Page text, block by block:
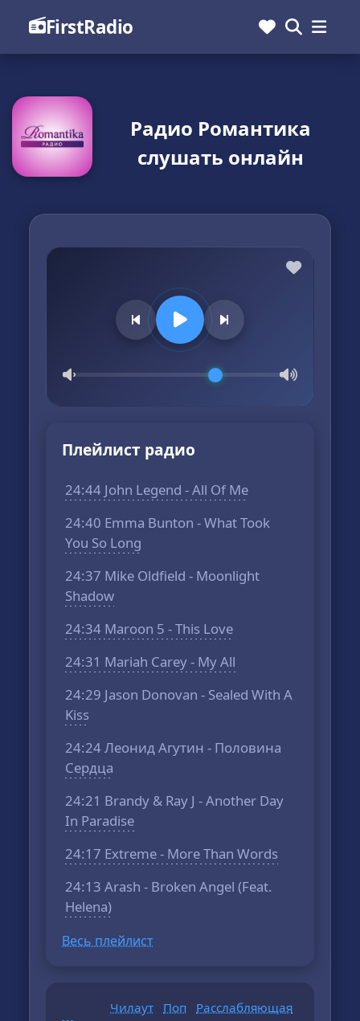
FirstRadio
Радио Романтика
слушать онлайн
Плейлист радио
24:44 John Legend - All Of Me
24:40 Emma Bunton - What Took
You So Long
24:37 Mike Oldfield - Moonlight
Shadow
24:34 Maroon 5 - This Love
24:31 Mariah Carey - My All
24:29 Jason Donovan - Sealed With A
Kiss
24:24 Леонид Агутин - Половина
Сердца
24:21 Brandy & Ray J - Another Day
In Paradise
24:17 Extreme - More Than Words
24:13 Arash - Broken Angel (Feat.
Helena)
Весь плейлист
Чилаут Поп
Расслабляющая